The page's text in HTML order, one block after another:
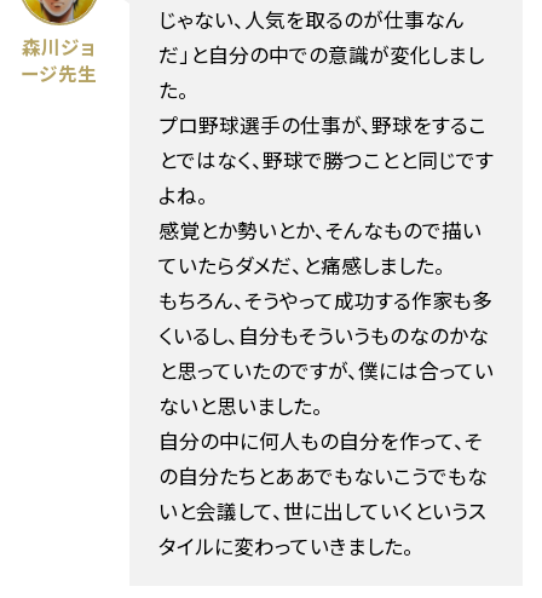
森川ジョ
ージ先生
じゃない、人気を取るのが仕事なん
だ」と自分の中での意識が変化しまし
た。
プロ野球選手の仕事が、野球をするこ
とではなく、野球で勝つことと同じです
よね。
感覚とか勢いとか、そんなもので描い
ていたらダメだ、と痛感しました。
もちろん、そうやって成功する作家も多
くいるし、自分もそういうものなのかな
と思っていたのですが、僕には合ってい
ないと思いました。
自分の中に何人もの自分を作って、そ
の自分たちとああでもないこうでもな
いと会議して、世に出していくというス
タイルに変わっていきました。